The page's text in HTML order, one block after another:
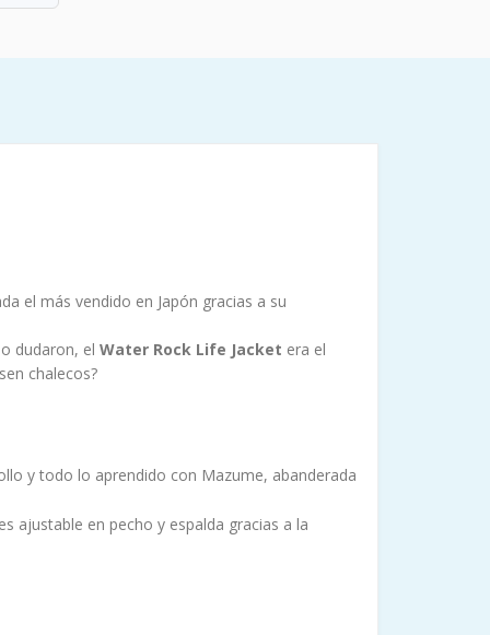
el más vendido en Japón gracias a su
dudaron, el Water Rock Life Jacket era el
chalecos?
y todo lo aprendido con Mazume, abanderada
ajustable en pecho y espalda gracias a la